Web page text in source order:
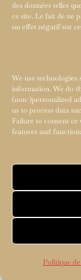
des données telles
ce site. Le fait de ne
un effet négatif sur
We use technologies
information. We do
(non-)personalized
us to process data
Failure to consent or
features and
Politique